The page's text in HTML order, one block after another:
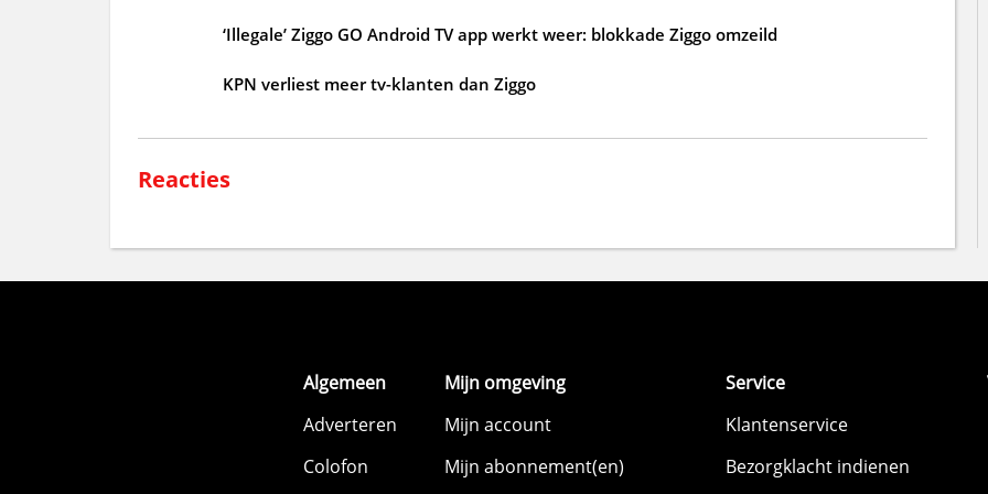
‘Illegale’ Ziggo GO Android TV app werkt weer: blokkade Ziggo omzeild
KPN verliest meer tv-klanten dan Ziggo
Reacties
Algemeen
Adverteren
Colofon
Mijn omgeving
Mijn account
Mijn abonnement(en)
Service
Klantenservice
Bezorgklacht indienen